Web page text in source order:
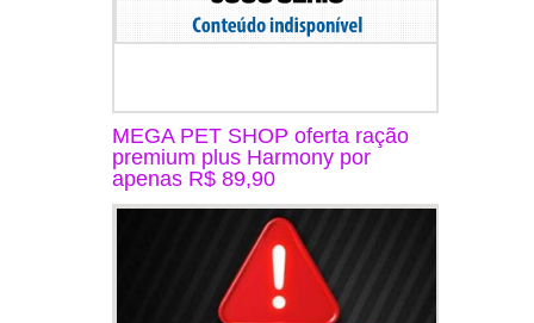
MEGA PET SHOP oferta ração
premium plus Harmony por
apenas R$ 89,90